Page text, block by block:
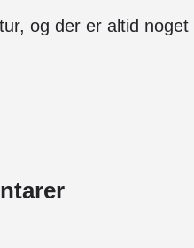
og der er altid noget